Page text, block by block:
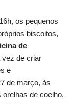
os pequenos
biscoitos,
de
vez de criar
e
de março, às
de coelho,